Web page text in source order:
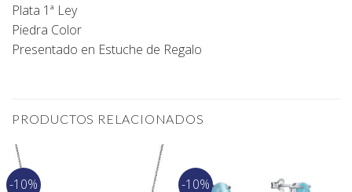
Plata 1ª Ley
Piedra Color
Presentado en Estuche de Regalo
PRODUCTOS RELACIONADOS
-10% -10%